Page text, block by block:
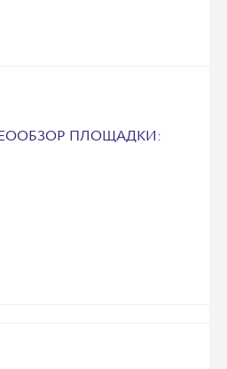
ПЛОЩАДКИ: